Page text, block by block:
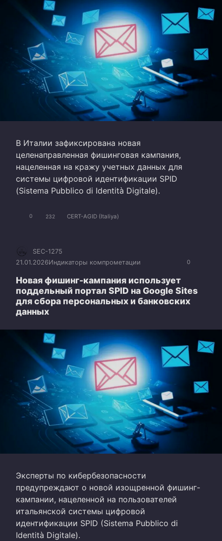
В Италии зафиксирована новая
целенаправленная фишинговая кампания,
нацеленная на кражу учетных данных для
системы цифровой идентификации SPID
(Sistema Pubblico di Identità Digitale).
0 232 CERT-AGID (Italiya)
0
SEC-1275
21.01.2026Индикаторы компрометации
Новая фишинг-кампания использует
поддельный портал SPID на Google Sites
для сбора персональных и банковских
данных
Эксперты по кибербезопасности
предупреждают о новой изощренной фишинг-
кампании, нацеленной на пользователей
итальянской системы цифровой
идентификации SPID (Sistema Pubblico di
Identità Digitale).